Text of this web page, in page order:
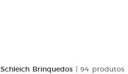
Schleich Brinquedos | 94 produtos